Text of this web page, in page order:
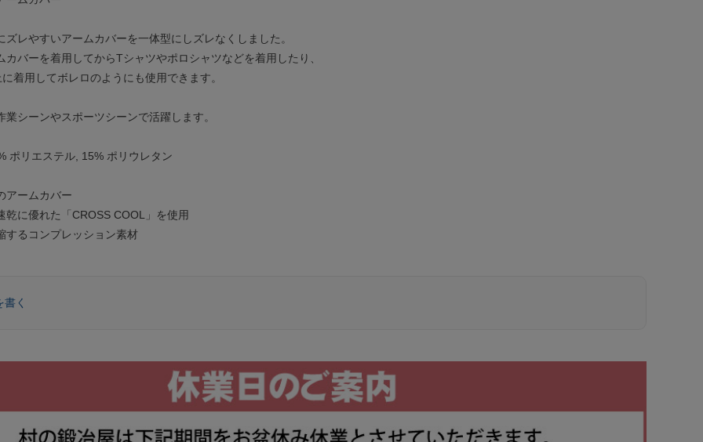
ズレやすいアームカバーを一体型にしズレなくしました。
カバーを着用してからTシャツやポロシャツなどを着用したり、
着用してボレロのようにも使用できます。
業シーンやスポーツシーンで活躍します。
ポリエステル, 15% ポリウレタン
アームカバー
乾に優れた「CROSS COOL」を使用
するコンプレッション素材
く